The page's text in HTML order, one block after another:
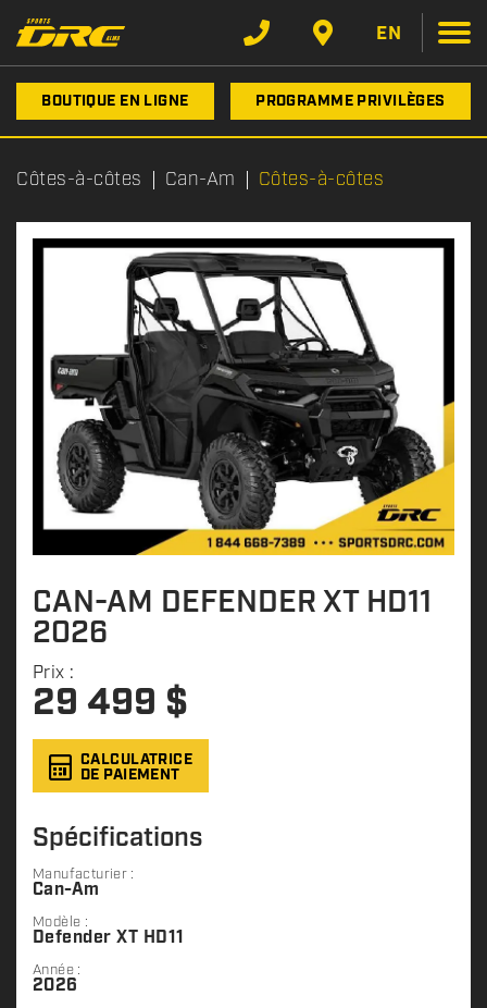
EN
BOUTIQUE EN LIGNE PROGRAMME PRIVILÈGES
Côtes-à-côtes Can-Am Côtes-à-côtes
CAN-AM DEFENDER XT HD11
2026
Prix :
29 499 $
CALCULATRICE
DE PAIEMENT
Spécifications
Manufacturier :
Can-Am
Modèle :
Defender XT HD11
Année :
2026